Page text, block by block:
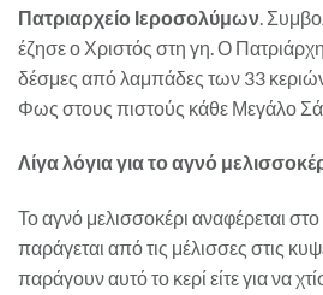
Πατριαρχείο Ιεροσολύμων .
έζησε ο Χριστός στη γη. Ο
δέσμες από λαμπάδες των 33
Φως στους πιστούς κάθε Μεγάλο
Λίγα λόγια για το αγνό
Το αγνό μελισσοκέρι αναφέρεται
παράγεται από τις μέλισσες στις
παράγουν αυτό το κερί είτε για να